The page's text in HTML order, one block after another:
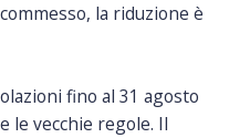
la riduzione è
fino al 31 agosto
le vecchie regole. Il